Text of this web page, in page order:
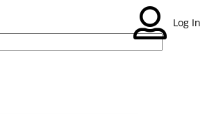
Log In